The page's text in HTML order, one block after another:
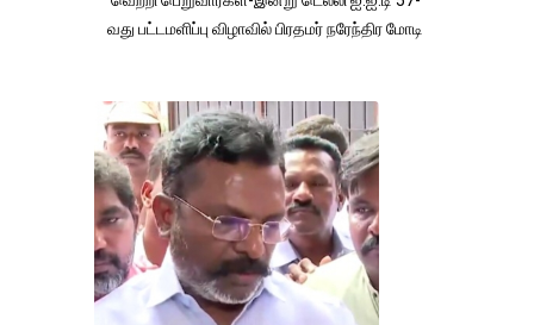
வது பட்டமளிப்பு விழாவில் பிரதமர் நரேந்திர மோடி